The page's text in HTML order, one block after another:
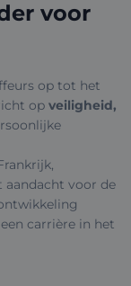
voor
op tot het
op veiligheid,
aandacht voor de
carrière in het